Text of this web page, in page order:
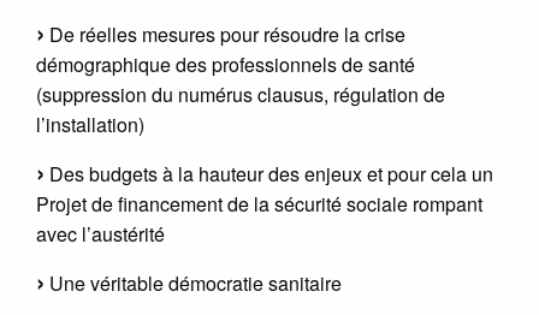
De réelles mesures pour résoudre la crise
démographique des professionnels de santé
(suppression du numérus clausus, régulation de
l’installation)
Des budgets à la hauteur des enjeux et pour cela un
Projet de financement de la sécurité sociale rompant
avec l’austérité
Une véritable démocratie sanitaire